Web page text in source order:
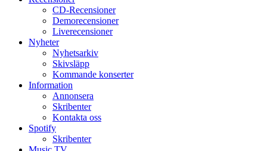
CD-Recensioner
Demorecensioner
Liverecensioner
Nyheter
Nyhetsarkiv
Skivsläpp
Kommande konserter
Information
Annonsera
Skribenter
Kontakta oss
Spotify
Skribenter